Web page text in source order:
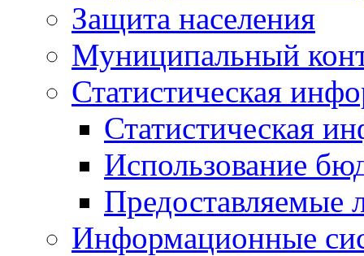
Защита населения
Муниципальный
Статистическая
Статистическая
Использование
Предоставляемые
Информационные